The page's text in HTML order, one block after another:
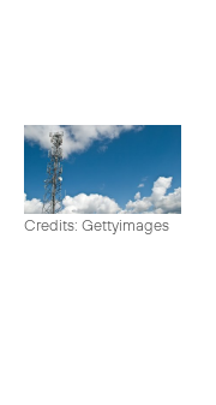
Credits: Gettyimages